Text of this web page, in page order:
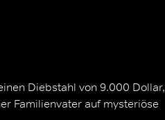
Diebstahl von 9.000 Dollar,
Familienvater auf mysteriöse